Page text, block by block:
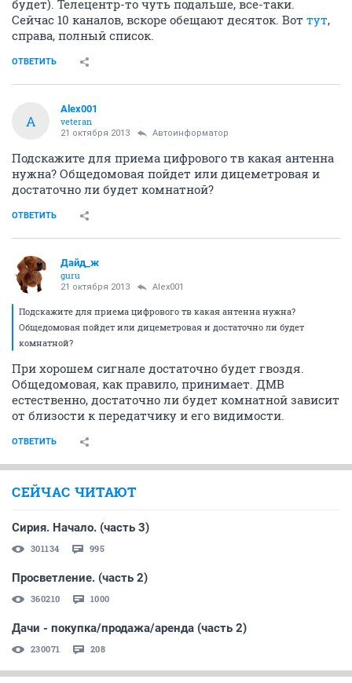
будет). Телецентр-то чуть подальше, все-таки.
Сейчас 10 каналов, вскоре обещают десяток. Вот тут,
справа, полный список.
ОТВЕТИТЬ
A
Alex001
veteran
21 октября 2013 Автоинформатор
Подскажите для приема цифрового тв какая антенна
нужна? Общедомовая пойдет или дицеметровая и
достаточно ли будет комнатной?
ОТВЕТИТЬ
Дайд_ж
guru
21 октября 2013 Alex001
Подскажите для приема цифрового тв какая антенна нужна?
Общедомовая пойдет или дицеметровая и достаточно ли будет
комнатной?
При хорошем сигнале достаточно будет гвоздя.
Общедомовая, как правило, принимает. ДМВ
естественно, достаточно ли будет комнатной зависит
от близости к передатчику и его видимости.
ОТВЕТИТЬ
СЕЙЧАС ЧИТАЮТ
Сирия. Начало. (часть 3)
301134 995
Просветление. (часть 2)
360210 1000
Дачи - покупка/продажа/аренда (часть 2)
230071 208